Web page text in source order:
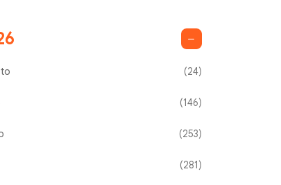
(24)
(146)
(253)
(281)